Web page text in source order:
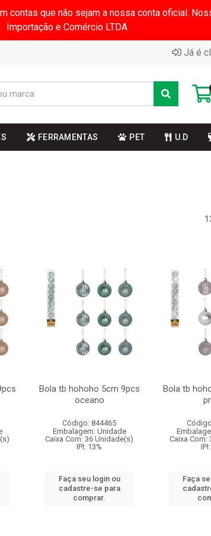
contas que não sejam a nossa conta oficial.
Importação e Comércio LTDA
Já é
FERRAMENTAS PET U.D
Bola tb hohoho 5cm 9pcs
oceano
Código: 844465
Embalagem: Unidade
Caixa Com: 36 Unidade(s)
IPI: 13%
Faça seu login ou
cadastre-se para
comprar.
Bola tb
Caixa Com:
Faça